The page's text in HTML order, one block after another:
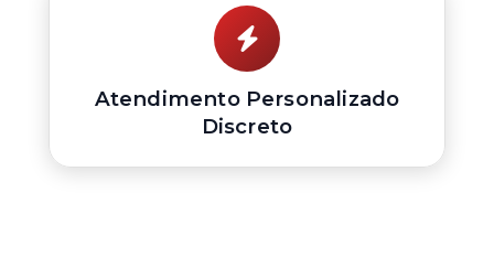
Atendimento Personalizado
Discreto